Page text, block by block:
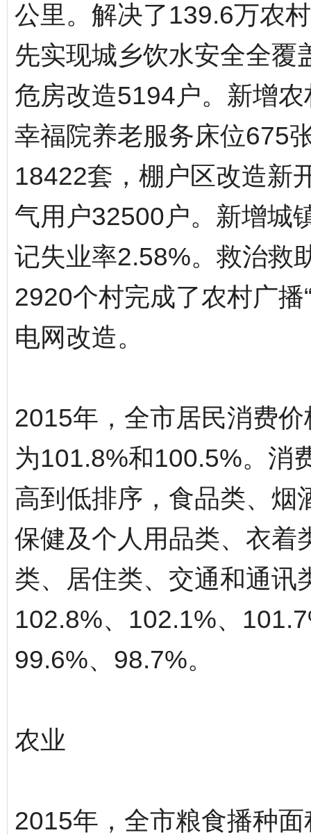
公里。解决了139.6万农
先实现城乡饮水安全全覆
危房改造5194户。新增
幸福院养老服务床位675
18422套，棚户区改造新
气用户32500户。新增城
记失业率2.58%。救治救
2920个村完成了农村广播
电网改造。
2015年，全市居民消费
为101.8%和100.5%。消
高到低排序，食品类、烟
保健及个人用品类、衣着
类、居住类、交通和通讯
102.8%、102.1%、
99.6%、98.7%。
农业
2015年，全市粮食播种